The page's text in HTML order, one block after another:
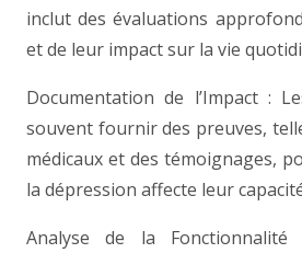
inclut des évaluations
et de leur impact sur la vie
Documentation de l’Impact :
souvent fournir des preuves,
médicaux et des témoignages,
la dépression affecte leur
Analyse de la Fonctionnalité